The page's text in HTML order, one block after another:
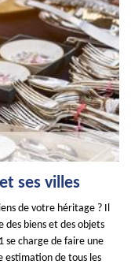
ses villes
de votre héritage ? Il
biens et des objets
se charge de faire une
estimation de tous les